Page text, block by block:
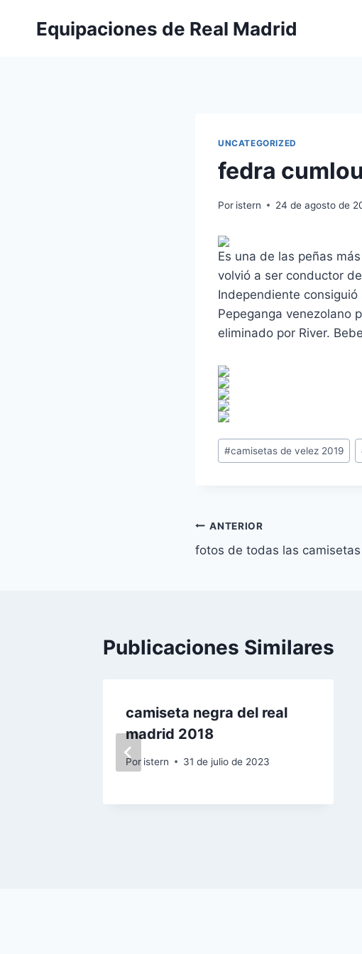
Equipaciones de Real Madrid
UNCATEGORIZED
fedra
Por istern 24 de agosto de
Es una de las peñas
volvió a ser conductor
Independiente
Pepeganga venezolano
eliminado por River.
Etiquetas
de
#camisetas de velez 2019
Navegación
de
ANTERIOR
fotos de todas las
Publicaciones Similares
camiseta negra del real
madrid 2018
Por istern 31 de julio de 2023